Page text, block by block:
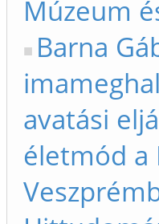
Múzeum
Barna
avatási
életmód a